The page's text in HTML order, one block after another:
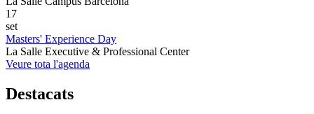
17
set
Masters' Experience Day
La Salle Executive & Professional Center
Veure tota l'agenda
Destacats